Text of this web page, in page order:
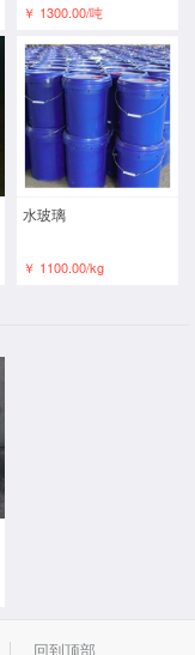
￥ 1300.00/吨
水玻璃
￥ 1100.00/kg
回到顶部